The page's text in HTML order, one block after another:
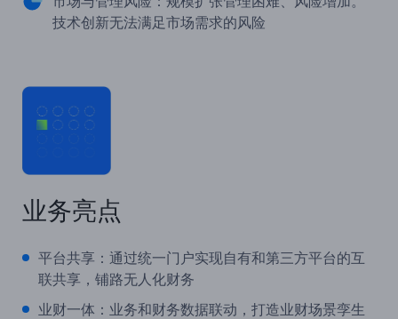
技术创新无法满足市场需求的风险
业务亮点
平台共享：通过统一门户实现自有和第三方平台的互
联共享，铺路无人化财务
业财一体：业务和财务数据联动，打造业财场景孪生